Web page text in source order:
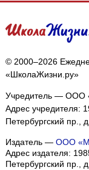
© 2000–2026
«ШколаЖизни.ру»
Учредитель — ООО
Адрес учредителя:
Петербургский пр.,
Издатель — ООО
Адрес издателя:
Петербургский пр.,